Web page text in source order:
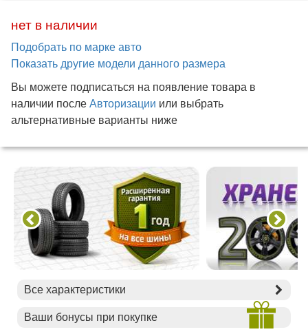
нет в наличии
Подобрать по марке авто
Показать другие модели данного размера
Вы можете подписаться на появление товара в
наличии после Авторизации или выбрать
альтернативные варианты ниже
Все характеристики
Ваши бонусы при покупке